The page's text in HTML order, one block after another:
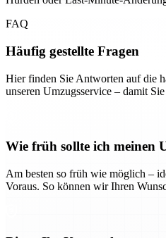
FAQ
Häufig gestellte Fragen
Hier finden Sie Antworten auf die
unseren Umzugsservice – damit
Wie früh sollte ich meinen
Am besten so früh wie möglich –
Voraus. So können wir Ihren